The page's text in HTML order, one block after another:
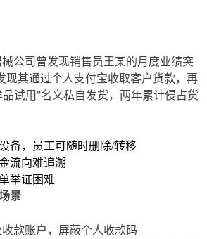
公司曾发现销售员王某的月度业绩突
现其通过个人支付宝收取客户货款，再
试用"名义私自发货，两年累计侵占货
备，员工可随时删除/转移
流向难追溯
举证困难
景
款账户，屏蔽个人收款码